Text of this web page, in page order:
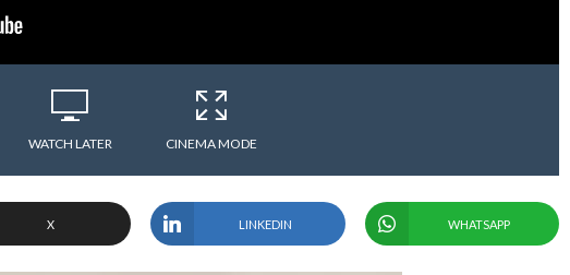
WATCH LATER CINEMA MODE
X LINKEDIN WHATSAPP